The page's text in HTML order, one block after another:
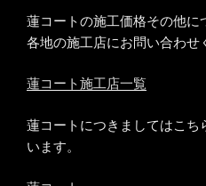
蓮コートの施工価格その他に
各地の施工店にお問い合わせ
蓮コート施工店一覧
蓮コートにつきましてはこち
います。